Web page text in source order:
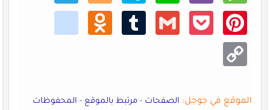
Pinte
rest
Pocke
Gmail
Tumb
Odno
klass
niki
Copy
Link
الموقع في جوجل: الصفحات-مرتبط بالموقع-المحفوظات